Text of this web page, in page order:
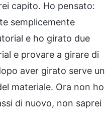
capito. Ho pensato:
semplicemente
e ho girato due
e provare a girare di
aver girato serve un
materiale. Ora non ho
di nuovo, non saprei